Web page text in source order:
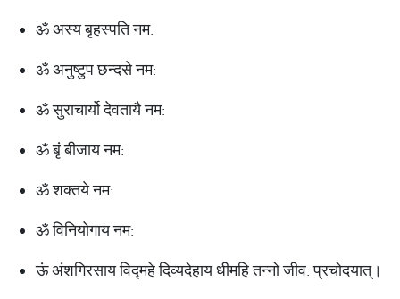
ॐ अस्य बृहस्पति नम:
ॐ अनुष्टुप छन्दसे नम:
ॐ सुराचार्यो देवतायै नम:
ॐ बृं बीजाय नम:
ॐ शक्तये नम:
ॐ विनियोगाय नम:
ऊं अंशगिरसाय विद्महे दिव्यदेहाय धीमहि तन्नो जीव: प्रचोदयात्।